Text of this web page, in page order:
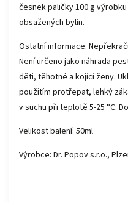
česnek paličky 100 g
obsažených bylin.
Ostatní informace:
Není určeno jako náhrada
děti, těhotné a kojící ženy.
použitím protřepat, lehký
v suchu při teplotě 5-25 °C.
Velikost balení: 50ml
Výrobce: Dr. Popov s.r.o.,